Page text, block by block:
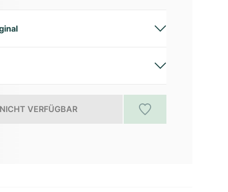
VERFÜGBAR